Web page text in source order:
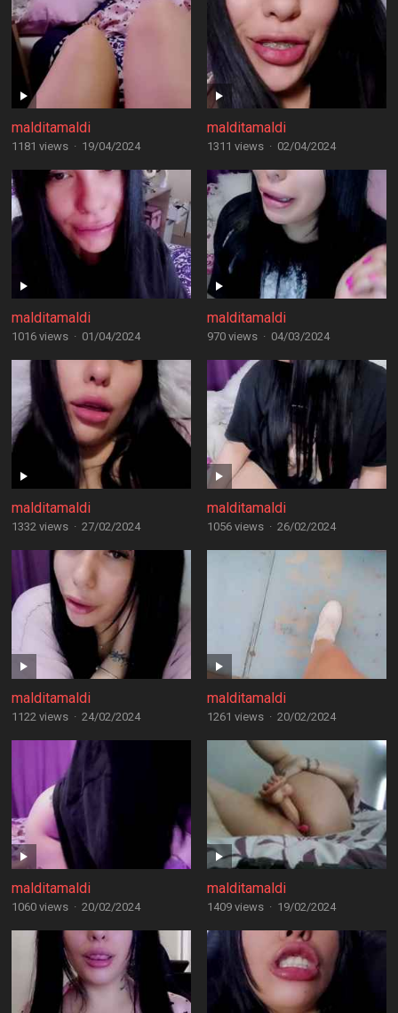
malditamaldi
1181 views · 19/04/2024
malditamaldi
1311 views · 02/04/2024
malditamaldi
1016 views · 01/04/2024
malditamaldi
970 views · 04/03/2024
malditamaldi
1332 views · 27/02/2024
malditamaldi
1056 views · 26/02/2024
malditamaldi
1122 views · 24/02/2024
malditamaldi
1261 views · 20/02/2024
malditamaldi
1060 views · 20/02/2024
malditamaldi
1409 views · 19/02/2024